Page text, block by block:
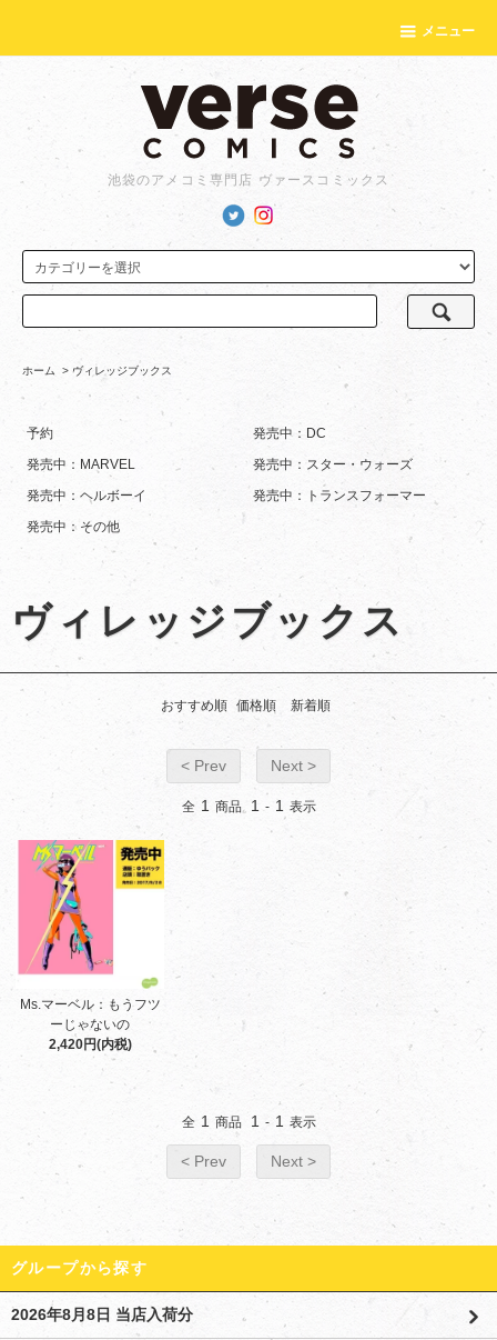
メニュー
池袋のアメコミ専門店 ヴァースコミックス
ホーム > ヴィレッジブックス
予約
発売中：DC
発売中：MARVEL
発売中：スター・ウォーズ
発売中：ヘルボーイ
発売中：トランスフォーマー
発売中：その他
ヴィレッジブックス
おすすめ順 価格順 新着順
< Prev Next >
全 1 商品 1 - 1 表示
Ms.マーベル：もうフツ
ーじゃないの
2,420円(内税)
全 1 商品 1 - 1 表示
< Prev Next >
グループから探す
2026年8月8日 当店入荷分